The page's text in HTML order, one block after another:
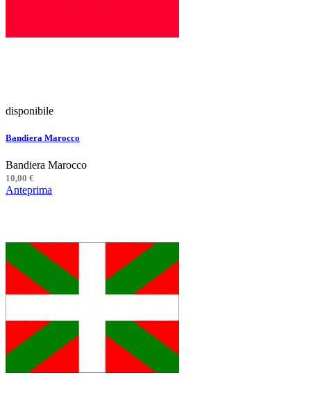
disponibile
Bandiera Marocco
Bandiera Marocco
10,00 €
Anteprima